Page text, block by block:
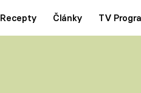
Recepty Články TV